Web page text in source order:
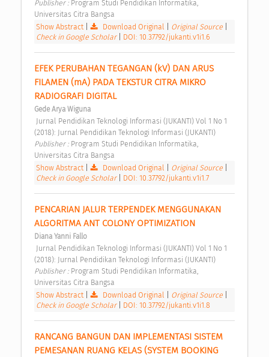
Publisher : Program Studi Pendidikan Informatika,
Universitas Citra Bangsa
Show Abstract| Download Original Original Source
Check in Google Scholar
DOI: 10.37792/jukanti.v1i1.6
EFEK PERUBAHAN TEGANGAN (kV) DAN ARUS
FILAMEN (mA) PADA TEKSTUR CITRA MIKRO
RADIOGRAFI DIGITAL
Gede Arya Wiguna
(2018): Jurnal Pendidikan Teknologi Informasi (JUKANTI)
Publisher : Program Studi Pendidikan Informatika,
Universitas Citra Bangsa
Show Abstract| Download Original Original Source
Check in Google Scholar
DOI: 10.37792/jukanti.v1i1.7
PENCARIAN JALUR TERPENDEK MENGGUNAKAN
ALGORITMA ANT COLONY OPTIMIZATION
Diana Yanni Fallo
(2018): Jurnal Pendidikan Teknologi Informasi (JUKANTI)
Publisher : Program Studi Pendidikan Informatika,
Universitas Citra Bangsa
Show Abstract| Download Original Original Source
Check in Google Scholar
DOI: 10.37792/jukanti.v1i1.8
RANCANG BANGUN DAN IMPLEMENTASI SISTEM
PEMESANAN RUANG KELAS (SYSTEM BOOKING